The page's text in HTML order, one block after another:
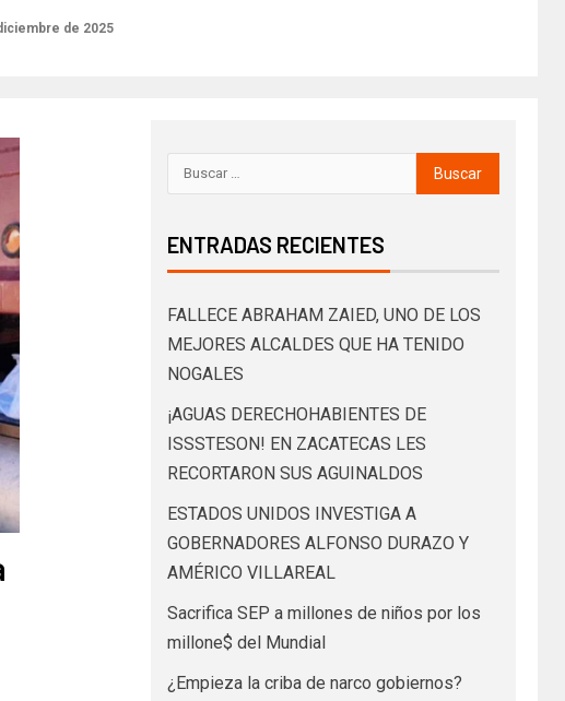
de 2025
ENTRADAS RECIENTES
FALLECE ABRAHAM ZAIED, UNO DE LOS
MEJORES ALCALDES QUE HA TENIDO
NOGALES
¡AGUAS DERECHOHABIENTES DE
ISSSTESON! EN ZACATECAS LES
RECORTARON SUS AGUINALDOS
ESTADOS UNIDOS INVESTIGA A
GOBERNADORES ALFONSO DURAZO Y
AMÉRICO VILLAREAL
Sacrifica SEP a millones de niños por los
millone$ del Mundial
¿Empieza la criba de narco gobiernos?